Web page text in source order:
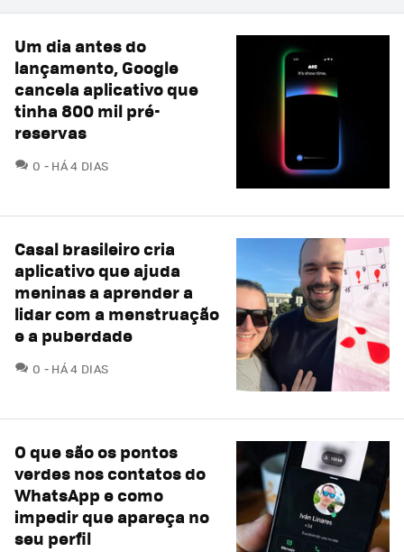
Um dia antes do
lançamento, Google
cancela aplicativo que
tinha 800 mil pré-
reservas
0 COMENTÁRIOS
HÁ 4 DIAS
Casal brasileiro cria
aplicativo que ajuda
meninas a aprender a
lidar com a menstruação
e a puberdade
0 COMENTÁRIOS
HÁ 4 DIAS
O que são os pontos
verdes nos contatos do
WhatsApp e como
impedir que apareça no
seu perfil